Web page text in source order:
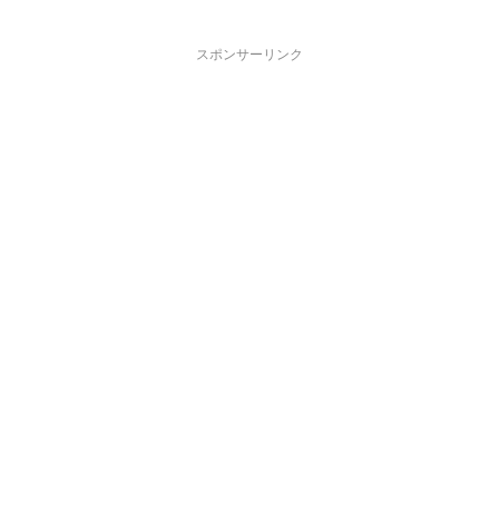
スポンサーリンク